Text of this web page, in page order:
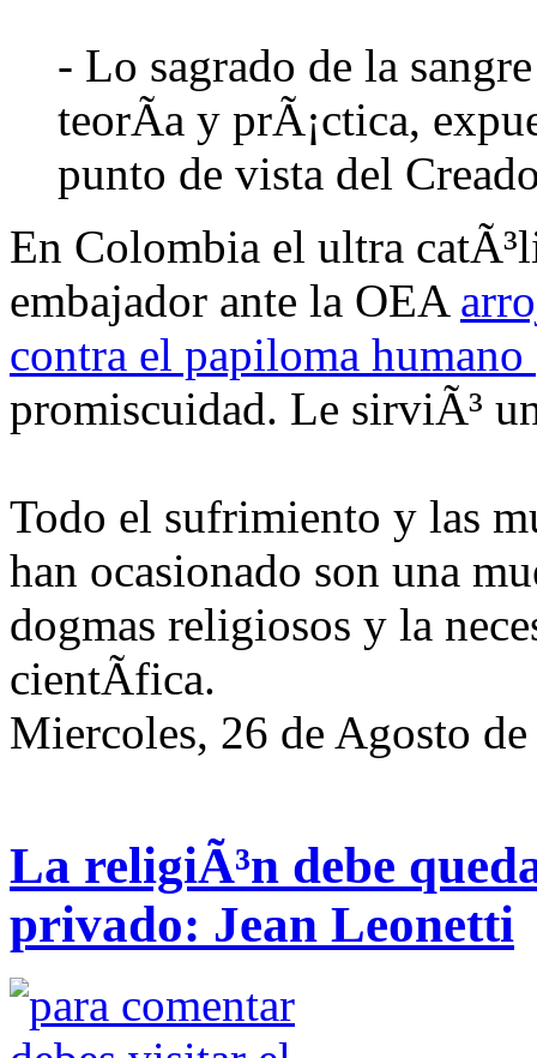
- Lo sagrado de la
teorÃ­a y prÃ¡ctica,
punto de vista del
En Colombia el ultra
embajador ante la OEA
contra el papiloma humano
promiscuidad. Le sirviÃ³
Todo el sufrimiento y las
han ocasionado son una
dogmas religiosos y la
cientÃ­fica.
Miercoles, 26 de Agosto
La religiÃ³n debe
privado: Jean Leonetti